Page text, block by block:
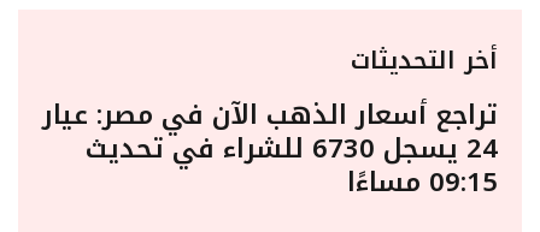
أخر التحديثات
تراجع أسعار الذهب الآن في مصر: عيار
24 يسجل 6730 للشراء في تحديث
09:15 مساءًا